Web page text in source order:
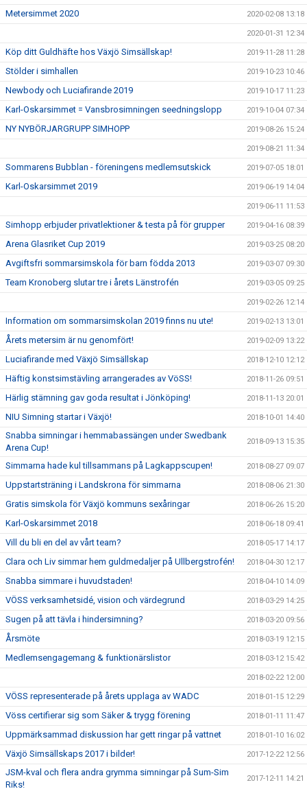
Metersimmet 2020 2020-02-08 13:18
2020-01-31 12:34
Köp ditt Guldhäfte hos Växjö Simsällskap! 2019-11-28 11:28
Stölder i simhallen 2019-10-23 10:46
Newbody och Luciafirande 2019 2019-10-17 11:23
Karl-Oskarsimmet = Vansbrosimningen seedningslopp 2019-10-04 07:34
NY NYBÖRJARGRUPP SIMHOPP 2019-08-26 15:24
2019-08-21 11:34
Sommarens Bubblan - föreningens medlemsutskick 2019-07-05 18:01
Karl-Oskarsimmet 2019 2019-06-19 14:04
2019-06-11 11:53
Simhopp erbjuder privatlektioner & testa på för grupper 2019-04-16 08:39
Arena Glasriket Cup 2019 2019-03-25 08:20
Avgiftsfri sommarsimskola för barn födda 2013 2019-03-07 09:30
Team Kronoberg slutar tre i årets Länstrofén 2019-03-05 09:25
2019-02-26 12:14
Information om sommarsimskolan 2019 finns nu ute! 2019-02-13 13:01
Årets metersim är nu genomfört! 2019-02-09 13:22
Luciafirande med Växjö Simsällskap 2018-12-10 12:12
Häftig konstsimstävling arrangerades av VöSS! 2018-11-26 09:51
Härlig stämning gav goda resultat i Jönköping! 2018-11-13 20:01
NIU Simning startar i Växjö! 2018-10-01 14:40
Snabba simningar i hemmabassängen under Swedbank
Arena Cup!
2018-09-13 15:35
Simmarna hade kul tillsammans på Lagkappscupen! 2018-08-27 09:07
Uppstartsträning i Landskrona för simmarna 2018-08-06 21:30
Gratis simskola för Växjö kommuns sexåringar 2018-06-26 15:20
Karl-Oskarsimmet 2018 2018-06-18 09:41
Vill du bli en del av vårt team? 2018-05-17 14:17
Clara och Liv simmar hem guldmedaljer på Ullbergstrofén! 2018-04-30 12:17
Snabba simmare i huvudstaden! 2018-04-10 14:09
VÖSS verksamhetsidé, vision och värdegrund 2018-03-29 14:25
Sugen på att tävla i hindersimning? 2018-03-20 09:56
Årsmöte 2018-03-19 12:15
Medlemsengagemang & funktionärslistor 2018-03-12 15:42
2018-02-22 12:00
VÖSS representerade på årets upplaga av WADC 2018-01-15 12:29
Vöss certifierar sig som Säker & trygg förening 2018-01-11 11:47
Uppmärksammad diskussion har gett ringar på vattnet 2018-01-10 16:02
Växjö Simsällskaps 2017 i bilder! 2017-12-22 12:56
JSM-kval och flera andra grymma simningar på Sum-Sim
Riks!
2017-12-11 14:21